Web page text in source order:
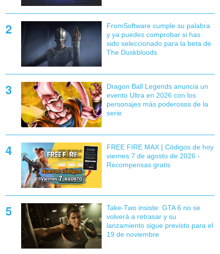
FromSoftware cumple su palabra
y ya puedes comprobar si has
sido seleccionado para la beta de
The Duskbloods
Dragon Ball Legends anuncia un
evento Ultra en 2026 con los
personajes más poderosos de la
serie
FREE FIRE MAX | Códigos de hoy
viernes 7 de agosto de 2026 -
Recompensas gratis
Take-Two insiste: GTA 6 no se
volverá a retrasar y su
lanzamiento sigue previsto para el
19 de noviembre